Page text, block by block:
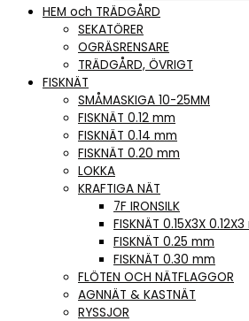
HEM och TRÄDGÅRD
SEKATÖRER
OGRÄSRENSARE
TRÄDGÅRD, ÖVRIGT
FISKNÄT
SMÅMASKIGA 10-25MM
FISKNÄT 0.12 mm
FISKNÄT 0.14 mm
FISKNÄT 0.20 mm
LOKKA
KRAFTIGA NÄT
7F IRONSILK
FISKNÄT 0.15X3X
FISKNÄT 0.25 mm
FISKNÄT 0.30 mm
FLÖTEN OCH NÄTFLAGGOR
AGNNÄT & KASTNÄT
RYSSJOR